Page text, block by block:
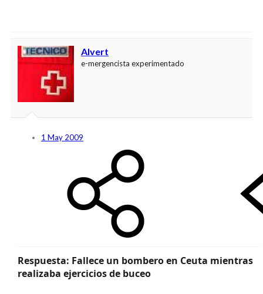
Alvert
e-mergencista experimentado
1 May 2009
Respuesta: Fallece un bombero en Ceuta mientras
realizaba ejercicios de buceo